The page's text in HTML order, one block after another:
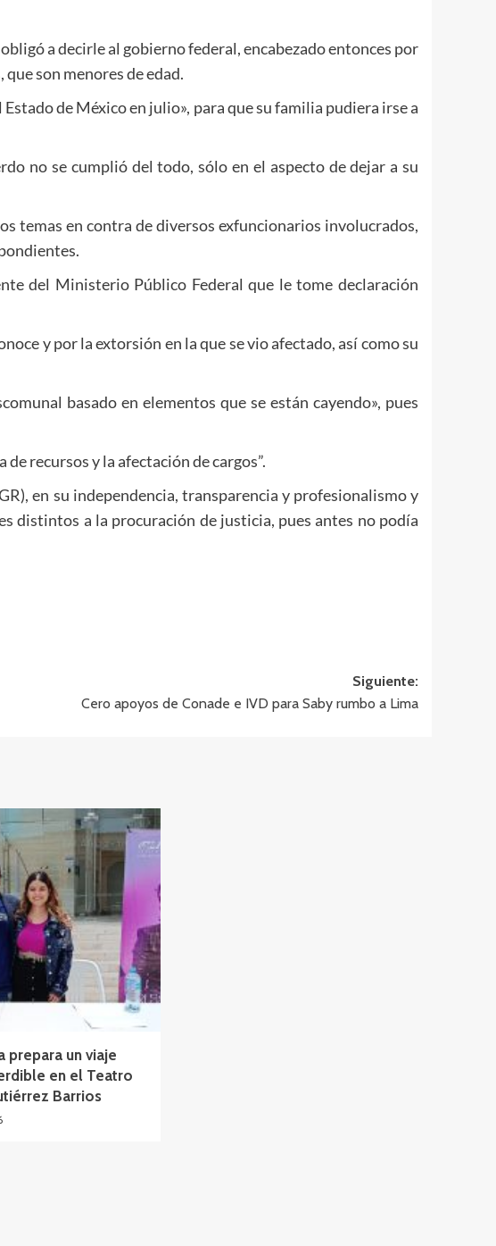
a decirle al gobierno federal, encabezado entonces por
son menores de edad.
de México en julio», para que su familia pudiera irse a
no se cumplió del todo, sólo en el aspecto de dejar a su
temas en contra de diversos exfuncionarios involucrados,
del Ministerio Público Federal que le tome declaración
y por la extorsión en la que se vio afectado, así como su
basado en elementos que se están cayendo», pues
recursos y la afectación de cargos”.
en su independencia, transparencia y profesionalismo y
distintos a la procuración de justicia, pues antes no podía
Siguiente:
Cero apoyos de Conade e IVD para Saby rumbo a Lima
prepara un viaje
en el Teatro
Barrios